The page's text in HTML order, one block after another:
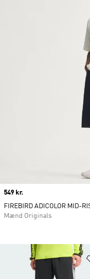
Price
549 kr.
FIREBIRD ADICOLOR MID-
Mænd Originals